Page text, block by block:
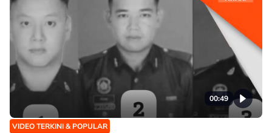
00:49
VIDEO TERKINI & POPULAR